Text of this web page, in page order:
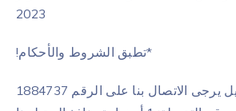
2023
!تطبق الشروط والأحكام*
لمزيد من التفاصيل يرجى الاتصال بنا على الرقم 1884737